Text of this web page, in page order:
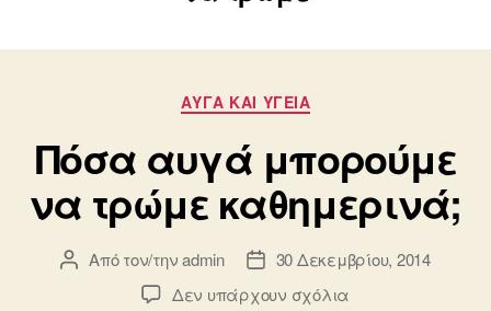
Κατηγορίες
ΑΥΓΆ ΚΑΙ ΥΓΕΊΑ
Πόσα αυγά μπορούμε
να τρώμε καθημερινά;
Συντάκτης
Από τον/τηνadmin
Ημ.
δημοσίευσης
30 Δεκεμβρίου, 2014
Δεν υπάρχουν σχόλια